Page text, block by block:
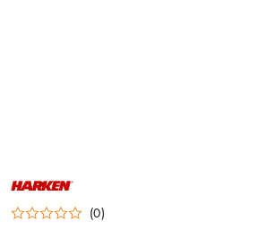
NAZWA
PRODUCENTA:
HARKEN (0)